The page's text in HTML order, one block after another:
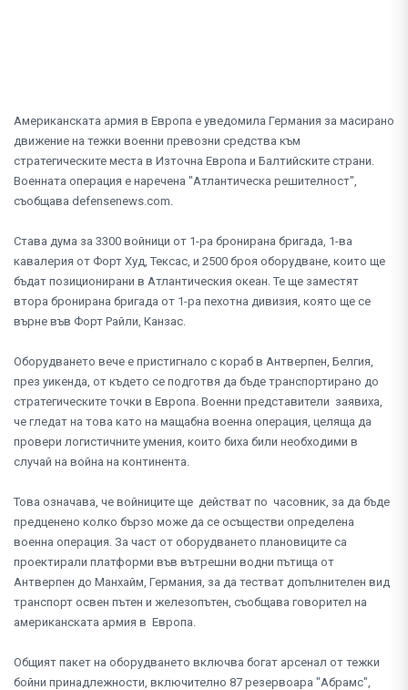
Американската армия в Европа е уведомила Германия за масирано
движение на тежки военни превозни средства към
стратегическите места в Източна Европа и Балтийските страни.
Военната операция е наречена "Атлантическа решителност",
съобщава defensenews.com.
Става дума за 3300 войници от 1-ра бронирана бригада, 1-ва
кавалерия от Форт Худ, Тексас, и 2500 броя оборудване, които ще
бъдат позиционирани в Атлантическия океан. Те ще заместят
втора бронирана бригада от 1-ра пехотна дивизия, която ще се
върне във Форт Райли, Канзас.
Оборудването вече е пристигнало с кораб в Антверпен, Белгия,
през уикенда, от където се подготвя да бъде транспортирано до
стратегическите точки в Европа. Военни представители заявиха,
че гледат на това като на мащабна военна операция, целяща да
провери логистичните умения, които биха били необходими в
случай на война на континента.
Това означава, че войниците ще действат по часовник, за да бъде
предценено колко бързо може да се осъществи определена
военна операция. За част от оборудването плановиците са
проектирали платформи във вътрешни водни пътища от
Антверпен до Манхайм, Германия, за да тестват допълнителен вид
транспорт освен пътен и железопътен, съобщава говорител на
американската армия в Европа.
Общият пакет на оборудването включва богат арсенал от тежки
бойни принадлежности, включително 87 резервоара "Абрамс",